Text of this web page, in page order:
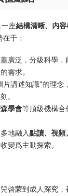
座結構清晰、内
于：
蓋廣泛，分級科學
需求。
片講述知識”的理念
。
學會等頂級機構
地融入點讀、視頻
變爲主動探索。
兒啓蒙到成人深究，